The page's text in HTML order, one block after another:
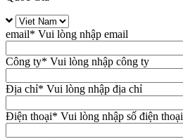
email* Vui lòng nhập email
Công ty* Vui lòng nhập công ty
Địa chỉ* Vui lòng nhập địa chỉ
Điện thoại* Vui lòng nhập số điện thoại